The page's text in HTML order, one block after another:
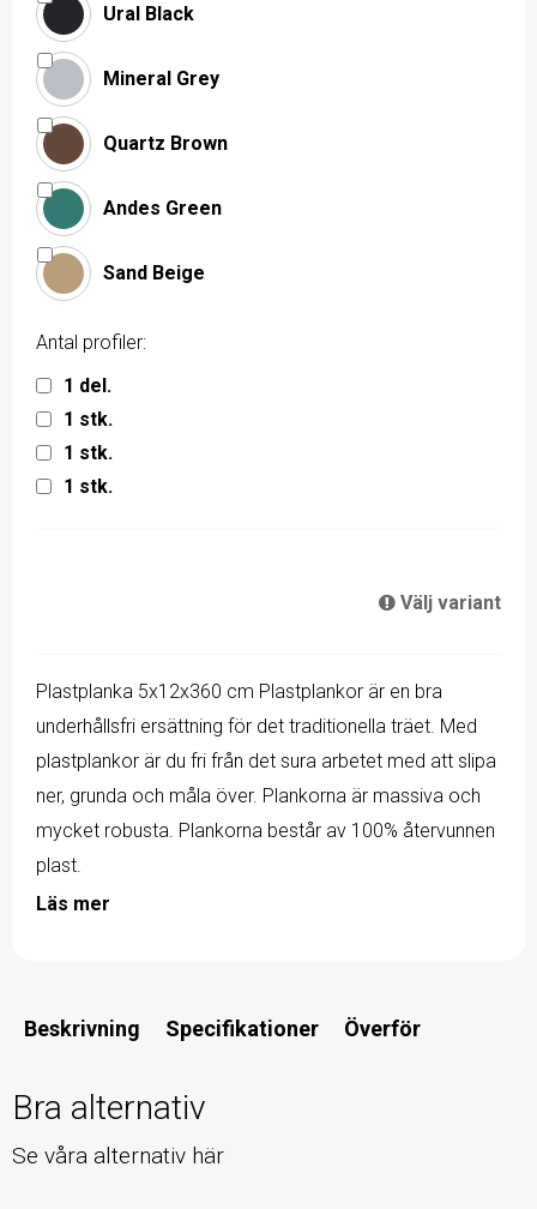
Ural Black
Mineral Grey
Quartz Brown
Andes Green
Sand Beige
Antal profiler:
1 del.
1 stk.
1 stk.
1 stk.
Välj variant
Plastplanka 5x12x360 cm Plastplankor är en bra
underhållsfri ersättning för det traditionella träet. Med
plastplankor är du fri från det sura arbetet med att slipa
ner, grunda och måla över. Plankorna är massiva och
mycket robusta. Plankorna består av 100% återvunnen
plast.
Läs mer
Beskrivning Specifikationer Överför
Bra alternativ
Se våra alternativ här